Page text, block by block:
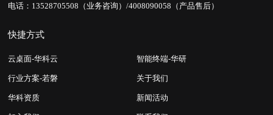
电话： 13528705508（业务咨询）/4008090058（产品售后）
快捷方式
云桌面-华科云 智能终端-华研
行业方案-若磐 关于我们
华科资质 新闻活动